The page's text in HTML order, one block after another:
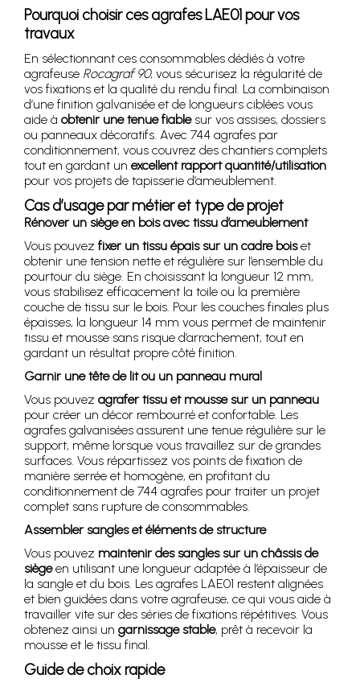
Pourquoi choisir ces agrafes LAE01 pour vos
travaux
En sélectionnant ces consommables dédiés à votre
agrafeuse Rocagraf 90, vous sécurisez la régularité de
vos fixations et la qualité du rendu final. La combinaison
d’une finition galvanisée et de longueurs ciblées vous
aide à obtenir une tenue fiablesur vos assises, dossiers
ou panneaux décoratifs. Avec 744 agrafes par
conditionnement, vous couvrez des chantiers complets
tout en gardant un excellent rapport quantité/utilisation
pour vos projets de tapisserie d’ameublement.
Cas d’usage par métier et type de projet
Rénover un siège en bois avec tissu d’ameublement
Vous pouvez fixer un tissu épais sur un cadre boiset
obtenir une tension nette et régulière sur l’ensemble du
pourtour du siège. En choisissant la longueur 12 mm,
vous stabilisez efficacement la toile ou la première
couche de tissu sur le bois. Pour les couches finales plus
épaisses, la longueur 14 mm vous permet de maintenir
tissu et mousse sans risque d’arrachement, tout en
gardant un résultat propre côté finition.
Garnir une tête de lit ou un panneau mural
Vous pouvez agrafer tissu et mousse sur un panneau
pour créer un décor rembourré et confortable. Les
agrafes galvanisées assurent une tenue régulière sur le
support, même lorsque vous travaillez sur de grandes
surfaces. Vous répartissez vos points de fixation de
manière serrée et homogène, en profitant du
conditionnement de 744 agrafes pour traiter un projet
complet sans rupture de consommables.
Assembler sangles et éléments de structure
Vous pouvez maintenir des sangles sur un châssis de
siègeen utilisant une longueur adaptée à l’épaisseur de
la sangle et du bois. Les agrafes LAE01 restent alignées
et bien guidées dans votre agrafeuse, ce qui vous aide à
travailler vite sur des séries de fixations répétitives. Vous
obtenez ainsi un garnissage stable, prêt à recevoir la
mousse et le tissu final.
Guide de choix rapide